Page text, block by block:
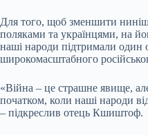
Для того, щоб зменшити
поляками та українцями, на
наші народи підтримали один
широкомасштабного
«Війна – це страшне явище,
початком, коли наші народи
– підкреслив отець Кшиштоф.